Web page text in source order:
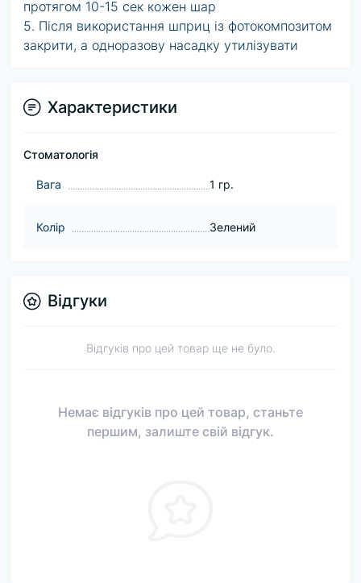
протягом 10-15 сек кожен шар
5. Після використання шприц із фотокомпозитом
закрити, а одноразову насадку утилізувати
Характеристики
Стоматологія
Baга 1 гр.
Колір Зелений
Відгуки
Відгуків про цей товар ще не було.
Немає відгуків про цей товар, станьте
першим, залиште свій відгук.